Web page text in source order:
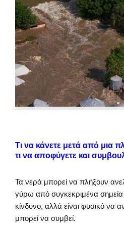
Τι να κάνετε μετά από μια
τι να αποφύγετε και
Τα νερά μπορεί να πλήξουν
γύρω από συγκεκριμένα
κίνδυνο, αλλά είναι φυσικό να
μπορεί να συμβεί.